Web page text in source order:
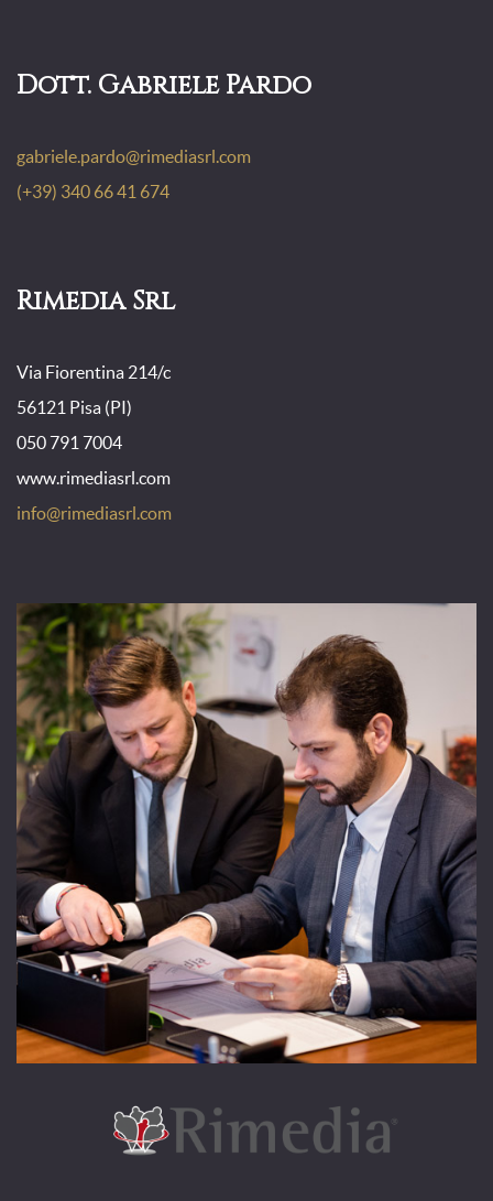
Dott. Gabriele Pardo
gabriele.pardo@rimediasrl.com
(+39) 340 66 41 674
Rimedia Srl
Via Fiorentina 214/c
56121 Pisa (PI)
050 791 7004
www.rimediasrl.com
info@rimediasrl.com